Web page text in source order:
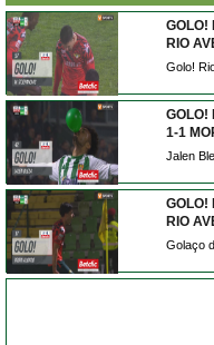
GOLO!
RIO
GOLO!
1-1
GOLO!
RIO